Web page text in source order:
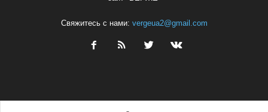
Свяжитесь с нами: vergeua2@gmail.com